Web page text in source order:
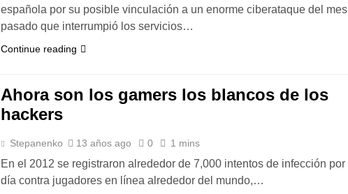
española por su posible vinculación a un enorme ciberataque del mes
pasado que interrumpió los servicios…
Continue reading
Ahora son los gamers los blancos de los
hackers
Stepanenko 13 años ago 0 1 mins
En el 2012 se registraron alrededor de 7,000 intentos de infección por
día contra jugadores en línea alrededor del mundo,…